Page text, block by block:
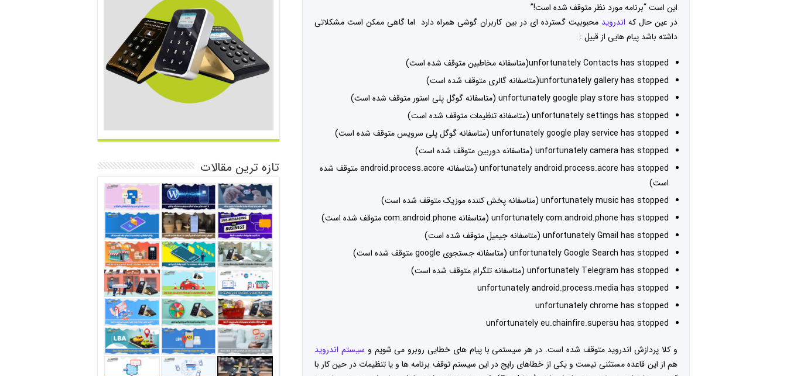
این است “برنامه مورد نظر متوقف شده است!”
در عین حال که اندروید محبوبیت گسترده ای در بین کاربران گوشی همراه دارد اما گاهی ممکن است مشکلاتی
داشته باشد پیام هایی از قبیل :
unfortunately Contacts has stopped(متاسفانه مخاطبین متوقف شده است)
unfortunately gallery has stopped(متاسفانه گالری متوقف شده است)
unfortunately google play store has stopped (متاسفانه گوگل پلی استور متوقف شده است)
unfortunately settings has stopped (متاسفانه تنظیمات متوقف شده است)
unfortunately google play service has stopped (متاسفانه گوگل پلی سرویس متوقف شده است)
unfortunately camera has stopped (متاسفانه دوربین متوقف شده است)
unfortunately android.process.acore has stopped (متاسفانه android.process.acore متوقف شده
است)
unfortunately music has stopped (متاسفانه پخش کننده موزیک متوقف شده است)
unfortunately com.android.phone has stopped (متاسفانه com.android.phone متوقف شده است)
unfortunately Gmail has stopped (متاسفانه جیمیل متوقف شده است)
unfortunately Google Search has stopped (متاسفانه جستجوی google متوقف شده است)
unfortunately Telegram has stopped (متاسفانه تلگرام متوقف شده است)
unfortunately android.process.media has stopped
unfortunately chrome has stopped
unfortunately eu.chainfire.supersu has stopped
و کلا پردازش اندروید متوقف شده است. در هر سیستمی با پیام های خطایی روبرو می شویم و سیستم اندروید
هم از این قاعده مستثنی نیست و یکی از خطاهای رایج در این سیستم توقف برنامه ها و یا تنظیمات در حین کار با
تازه ترین مقالات